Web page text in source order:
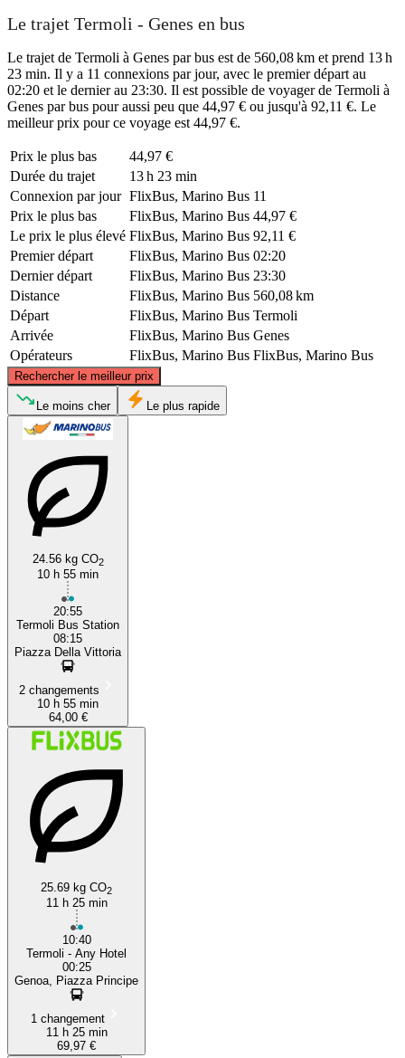
Le trajet Termoli - Genes en bus
Le trajet de Termoli à Genes par bus est de 560,08 km et prend 13 h
23 min. Il y a 11 connexions par jour, avec le premier départ au
02:20 et le dernier au 23:30. Il est possible de voyager de Termoli à
Genes par bus pour aussi peu que 44,97 € ou jusqu'à 92,11 €. Le
meilleur prix pour ce voyage est 44,97 €.
Prix ​​le plus bas
44,97 €
Durée du trajet
13 h 23 min
Connexion par jour FlixBus, Marino Bus 11
Prix ​​le plus bas
FlixBus, Marino Bus 44,97 €
Le prix le plus élevé FlixBus, Marino Bus 92,11 €
Premier départ
FlixBus, Marino Bus 02:20
Dernier départ
FlixBus, Marino Bus 23:30
Distance
FlixBus, Marino Bus 560,08 km
Départ
FlixBus, Marino Bus Termoli
Arrivée
FlixBus, Marino Bus Genes
Opérateurs
FlixBus, Marino Bus FlixBus, Marino Bus
Rechercher le meilleur prix
Genoa
©CARTO, © OpenStreetMapcontributors
Le moins cher Le plus rapide
24.56 kg CO2
10 h 55 min
20:55
Termoli Bus Station
08:15
Piazza Della Vittoria
2 changements
10 h 55 min
64,00 €
25.69 kg CO2
11 h 25 min
10:40
Termoli - Any Hotel
00:25
Genoa, Piazza Principe
1 changement
11 h 25 min
69,97 €